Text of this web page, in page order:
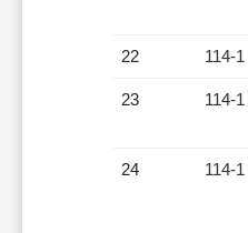
22 114-1
23 114-1
24 114-1